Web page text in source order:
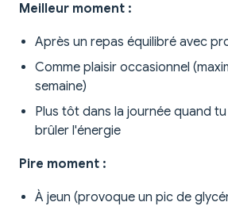
Meilleur moment :
Après un repas équilibré avec
Comme plaisir occasionnel
semaine)
Plus tôt dans la journée quand
brûler l'énergie
Pire moment :
À jeun (provoque un pic de